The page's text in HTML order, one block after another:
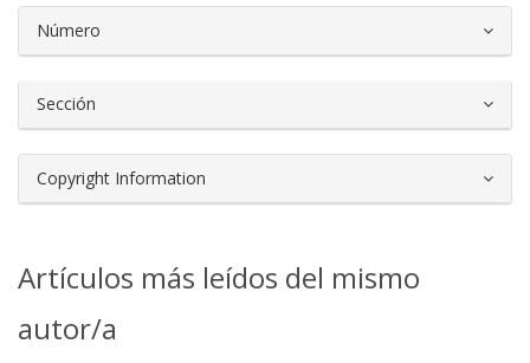
Número
Sección
Copyright Information
Artículos más leídos del mismo
autor/a